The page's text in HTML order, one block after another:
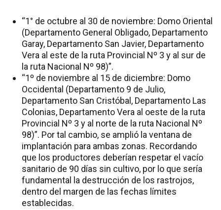
“1° de octubre al 30 de noviembre: Domo Oriental
(Departamento General Obligado, Departamento
Garay, Departamento San Javier, Departamento
Vera al este de la ruta Provincial Nº 3 y al sur de
la ruta Nacional Nº 98)”.
“1º de noviembre al 15 de diciembre: Domo
Occidental (Departamento 9 de Julio,
Departamento San Cristóbal, Departamento Las
Colonias, Departamento Vera al oeste de la ruta
Provincial Nº 3 y al norte de la ruta Nacional Nº
98)”. Por tal cambio, se amplió la ventana de
implantación para ambas zonas. Recordando
que los productores deberían respetar el vacío
sanitario de 90 días sin cultivo, por lo que sería
fundamental la destrucción de los rastrojos,
dentro del margen de las fechas límites
establecidas.